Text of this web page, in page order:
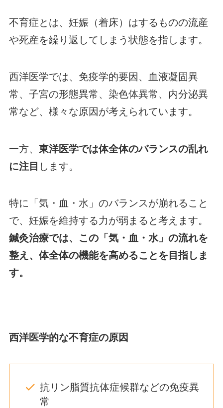
不育症とは、妊娠（着床）はするものの流産
や死産を繰り返してしまう状態を指します。
西洋医学では、免疫学的要因、血液凝固異
常、子宮の形態異常、染色体異常、内分泌異
常など、様々な原因が考えられています。
一方、 東洋医学では体全体のバランスの乱れ
に注目 します。
特に「気・血・水」のバランスが崩れること
で、妊娠を維持する力が弱まると考えます。
鍼灸治療では、この「気・血・水」の流れを
整え、体全体の機能を高めることを目指しま
す。
西洋医学的な不育症の原因
抗リン脂質抗体症候群などの免疫異
常